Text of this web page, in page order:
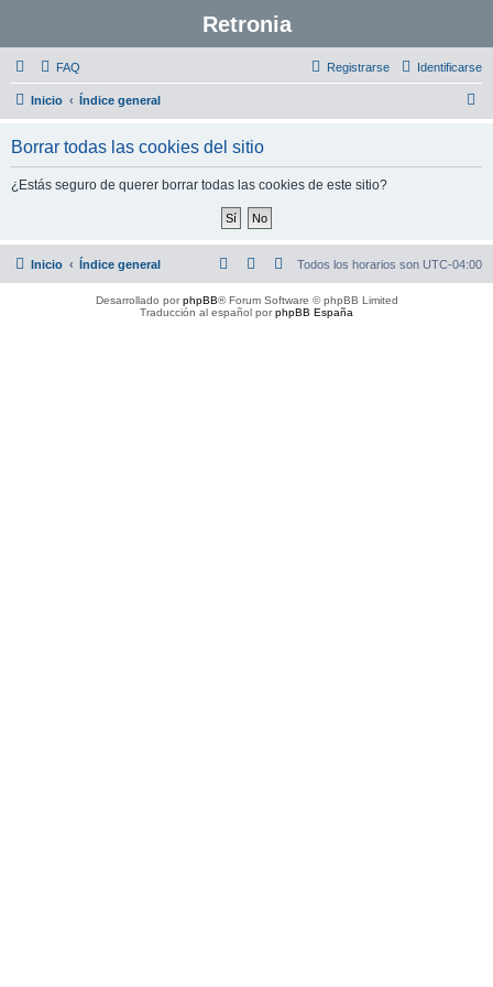
Retronia
FAQ Identificarse
Registrarse
Inicio Índice general
Borrar todas las cookies del sitio
¿Estás seguro de querer borrar todas las cookies de este sitio?
Inicio Índice general Todos los horarios son UTC-04:00
Desarrollado porphpBB® Forum Software © phpBB Limited
Traducción al español porphpBB España